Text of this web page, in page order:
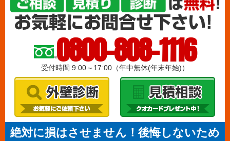
0800-808-1116
受付時間 9:00～17:00（年中無休(年末年始)）
絶対に損はさせません！後悔しないため